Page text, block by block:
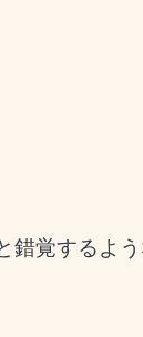
錯覚するよ